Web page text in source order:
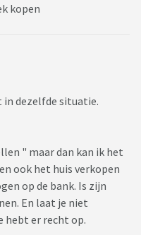
kopen
dezelfde situatie.
" maar dan kan ik het
ook het huis verkopen
op de bank. Is zijn
En laat je niet
hebt er recht op.